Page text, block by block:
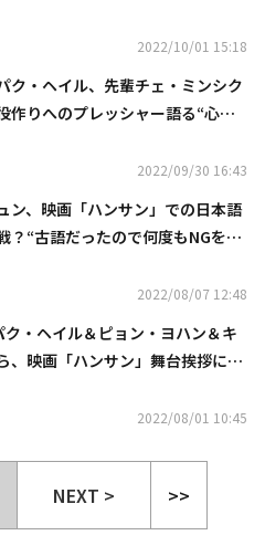
2022/10/01 15:18
ク・ヘイル、先輩チェ・ミンシク
作りへのプレッシャー語る“心を
2022/09/30 16:43
ン、映画「ハンサン」での日本語
？“古語だったので何度もNGを出
2022/08/07 12:48
ク・ヘイル＆ピョン・ヨハン＆キ
、映画「ハンサン」舞台挨拶に出
2022/08/01 10:45
NEXT > >>